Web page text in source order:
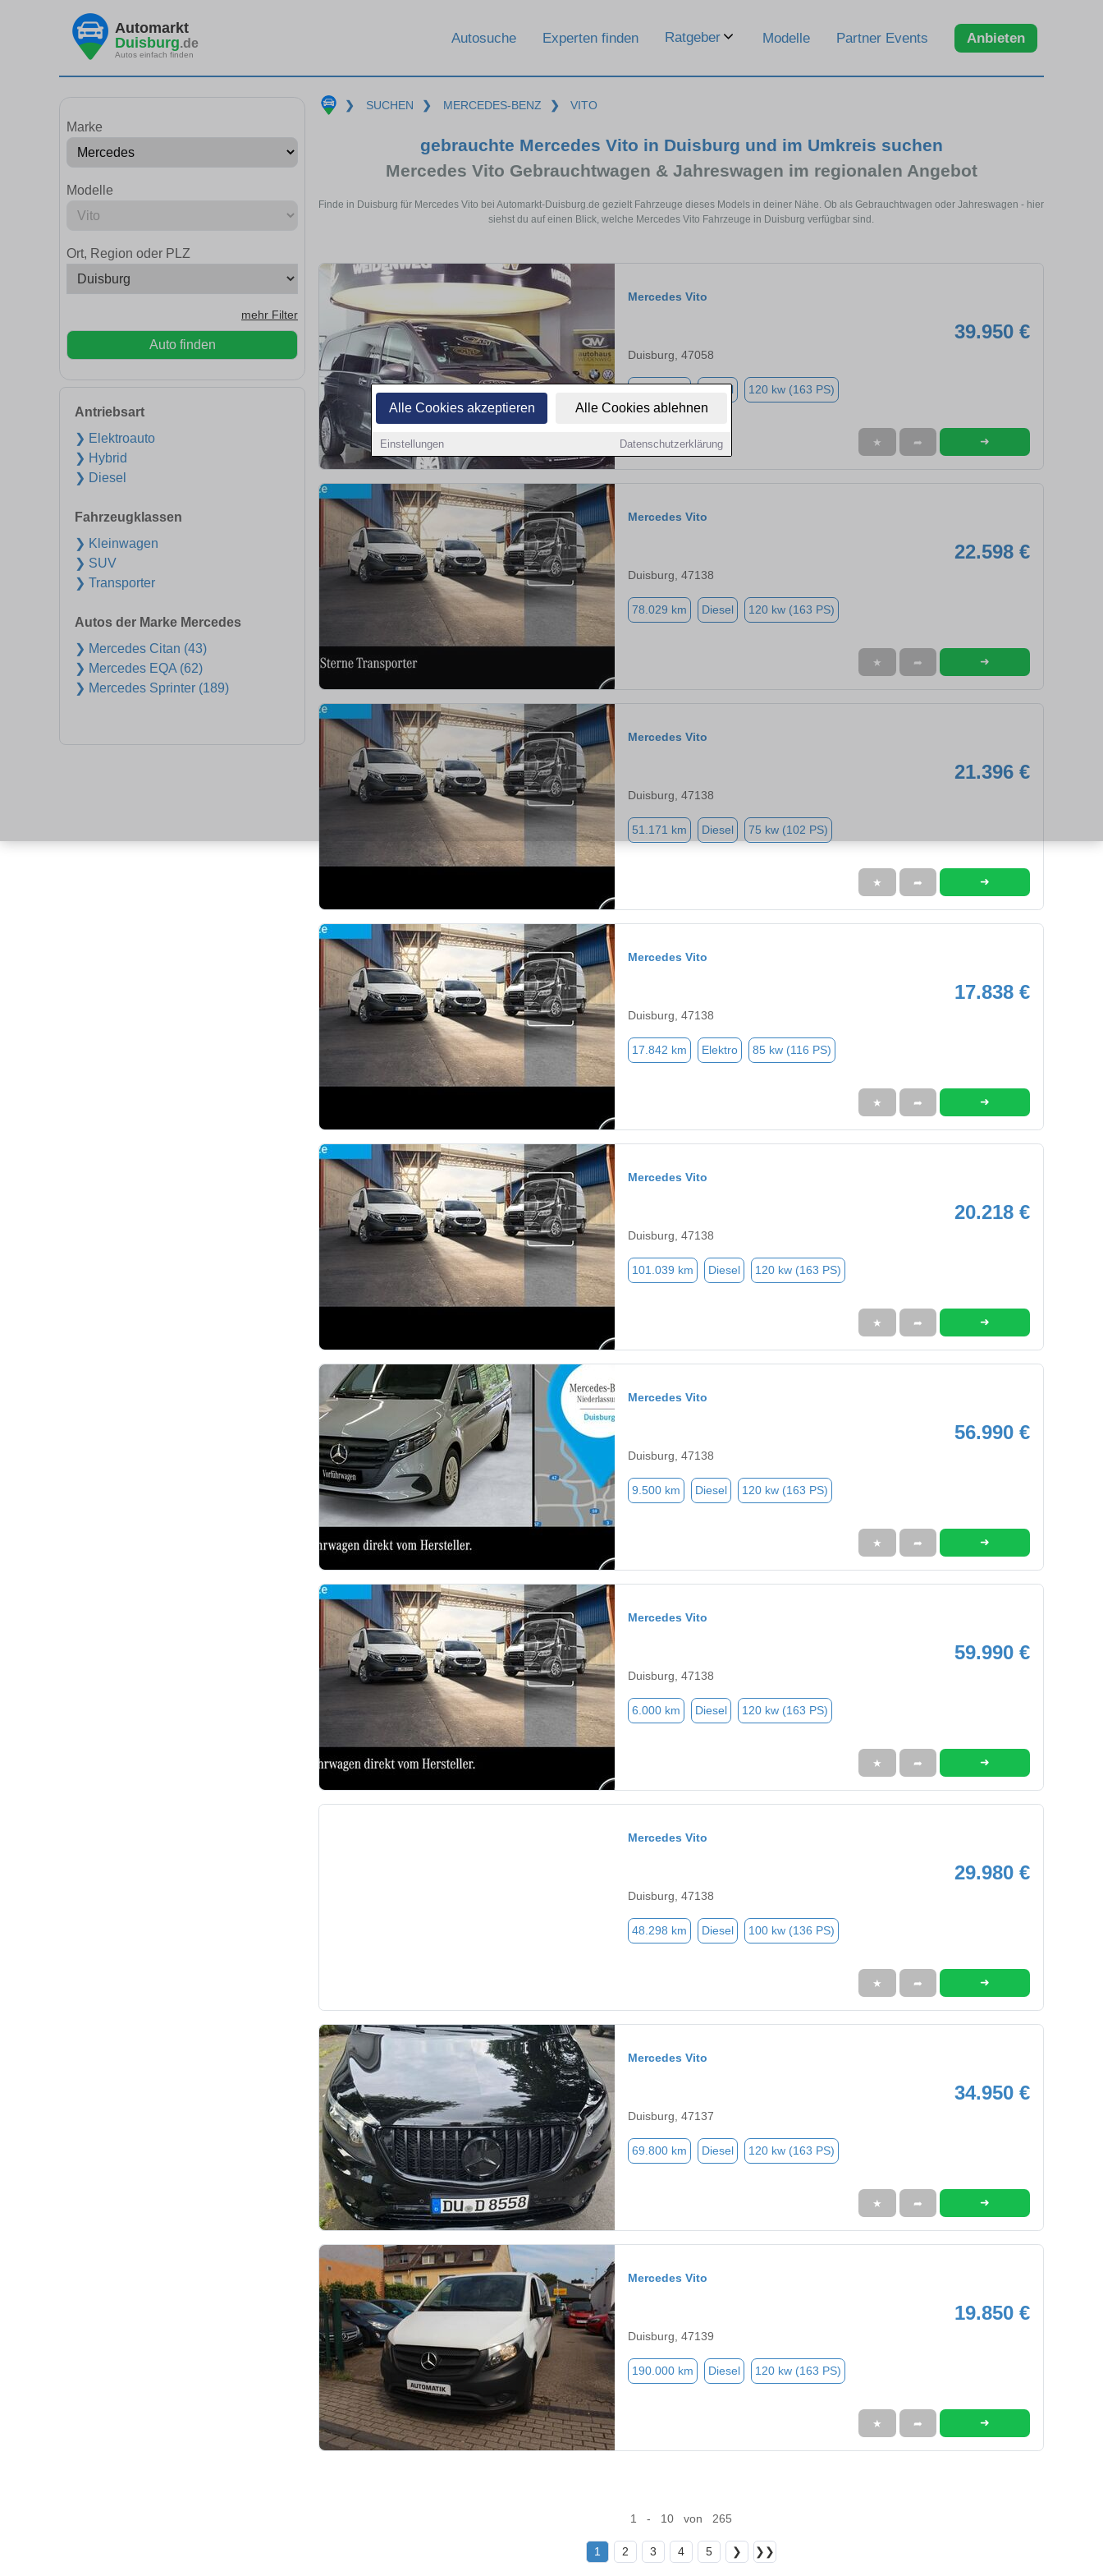
Alle Cookies akzeptieren Alle Cookies ablehnen
Einstellungen Datenschutzerklärung
Automarkt
Duisburg.de
Autos einfach finden
Autosuche Experten finden Ratgeber Modelle Partner Events Anbieten
Marke
Modelle
Ort, Region oder PLZ
mehr Filter
Auto finden
Antriebsart
❯ Elektroauto
❯ Hybrid
❯ Diesel
Fahrzeugklassen
❯ Kleinwagen
❯ SUV
❯ Transporter
Autos der Marke Mercedes
❯ Mercedes Citan (43)
❯ Mercedes EQA (62)
❯ Mercedes Sprinter (189)
❯ SUCHEN ❯ MERCEDES-BENZ ❯ VITO
gebrauchte Mercedes Vito in Duisburg und im Umkreis suchen
Mercedes Vito Gebrauchtwagen & Jahreswagen im regionalen Angebot
Finde in Duisburg für Mercedes Vito bei Automarkt-Duisburg.de gezielt Fahrzeuge dieses Models in deiner Nähe. Ob als Gebrauchtwagen oder Jahreswagen - hier
siehst du auf einen Blick, welche Mercedes Vito Fahrzeuge in Duisburg verfügbar sind.
Mercedes Vito
39.950 €
Duisburg, 47058
Diesel 120 kw (163 PS)
★ ➦ ➜
Mercedes Vito
22.598 €
Duisburg, 47138
78.029 km Diesel 120 kw (163 PS)
★ ➦ ➜
Mercedes Vito
21.396 €
Duisburg, 47138
51.171 km Diesel 75 kw (102 PS)
★ ➦ ➜
Mercedes Vito
17.838 €
Duisburg, 47138
17.842 km Elektro 85 kw (116 PS)
★ ➦ ➜
Mercedes Vito
20.218 €
Duisburg, 47138
101.039 km Diesel 120 kw (163 PS)
★ ➦ ➜
Mercedes Vito
56.990 €
Duisburg, 47138
9.500 km Diesel 120 kw (163 PS)
★ ➦ ➜
Mercedes Vito
59.990 €
Duisburg, 47138
6.000 km Diesel 120 kw (163 PS)
★ ➦ ➜
Mercedes Vito
29.980 €
Duisburg, 47138
48.298 km Diesel 100 kw (136 PS)
★ ➦ ➜
Mercedes Vito
34.950 €
Duisburg, 47137
69.800 km Diesel 120 kw (163 PS)
★ ➦ ➜
Mercedes Vito
19.850 €
Duisburg, 47139
190.000 km Diesel 120 kw (163 PS)
★ ➦ ➜
1 - 10 von 265
1 2 3 4 5 ❯ ❯❯